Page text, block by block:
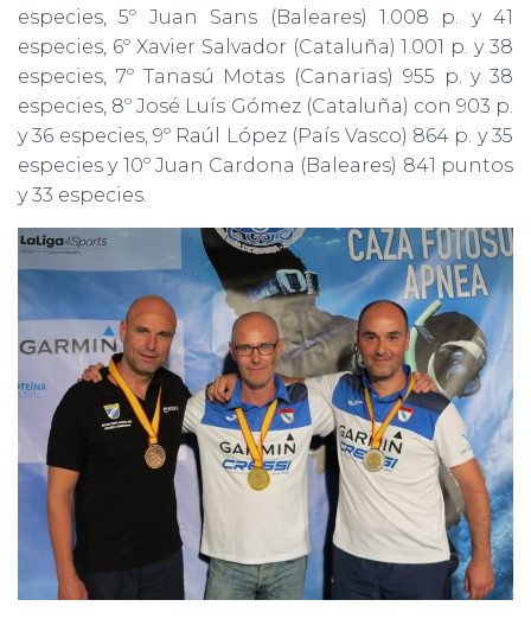
especies, 5º Juan Sans (Baleares) 1.008 p. y 41
especies, 6º Xavier Salvador (Cataluña) 1.001 p. y 38
especies, 7º Tanasú Motas (Canarias) 955 p. y 38
especies, 8º José Luís Gómez (Cataluña) con 903 p.
y 36 especies, 9º Raúl López (País Vasco) 864 p. y 35
especies y 10º Juan Cardona (Baleares) 841 puntos
y 33 especies.